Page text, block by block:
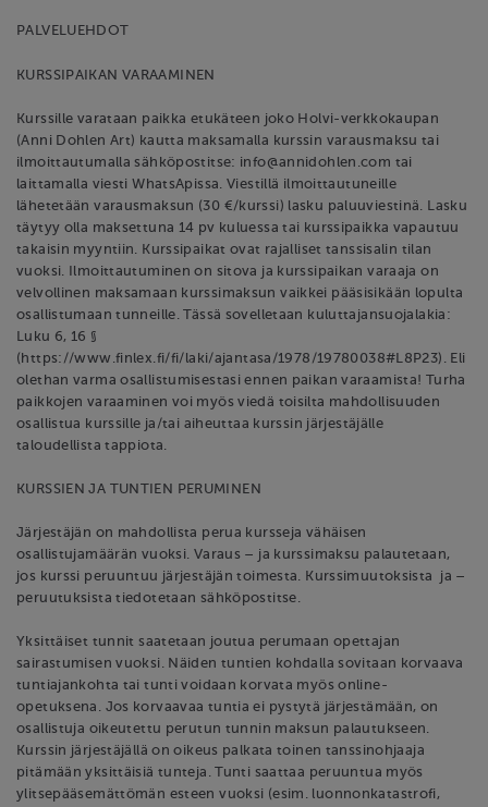
PALVELUEHDOT
KURSSIPAIKAN VARAAMINEN
Kurssille varataan paikka etukäteen joko Holvi-verkkokaupan
(Anni Dohlen Art) kautta maksamalla kurssin varausmaksu tai
ilmoittautumalla sähköpostitse: info@annidohlen.com tai
laittamalla viesti WhatsApissa. Viestillä ilmoittautuneille
lähetetään varausmaksun (30 €/kurssi) lasku paluuviestinä. Lasku
täytyy olla maksettuna 14 pv kuluessa tai kurssipaikka vapautuu
takaisin myyntiin. Kurssipaikat ovat rajalliset tanssisalin tilan
vuoksi. Ilmoittautuminen on sitova ja kurssipaikan varaaja on
velvollinen maksamaan kurssimaksun vaikkei pääsisikään lopulta
osallistumaan tunneille. Tässä sovelletaan kuluttajansuojalakia:
Luku 6, 16 §
(https://www.finlex.fi/fi/laki/ajantasa/1978/19780038#L8P23). Eli
olethan varma osallistumisestasi ennen paikan varaamista! Turha
paikkojen varaaminen voi myös viedä toisilta mahdollisuuden
osallistua kurssille ja/tai aiheuttaa kurssin järjestäjälle
taloudellista tappiota.
KURSSIEN JA TUNTIEN PERUMINEN
Järjestäjän on mahdollista perua kursseja vähäisen
osallistujamäärän vuoksi. Varaus – ja kurssimaksu palautetaan,
jos kurssi peruuntuu järjestäjän toimesta. Kurssimuutoksista ja –
peruutuksista tiedotetaan sähköpostitse.
Yksittäiset tunnit saatetaan joutua perumaan opettajan
sairastumisen vuoksi. Näiden tuntien kohdalla sovitaan korvaava
tuntiajankohta tai tunti voidaan korvata myös online-
opetuksena. Jos korvaavaa tuntia ei pystytä järjestämään, on
osallistuja oikeutettu perutun tunnin maksun palautukseen.
Kurssin järjestäjällä on oikeus palkata toinen tanssinohjaaja
pitämään yksittäisiä tunteja. Tunti saattaa peruuntua myös
ylitsepääsemättömän esteen vuoksi (esim. luonnonkatastrofi,